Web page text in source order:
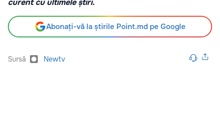
curent cu ultimele știri.
Abonați-vă la știrile Point.md pe Google
Sursă Newtv